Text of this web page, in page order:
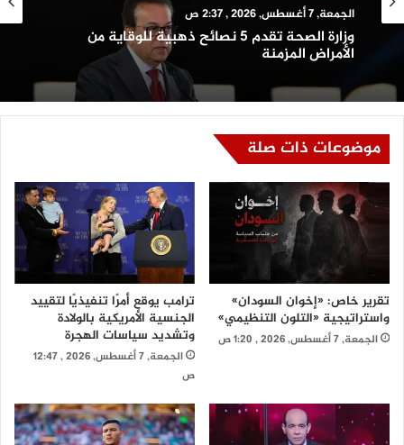
سلايد
الجمعة, 7 أغسطس, 2026 , 2:37 ص
وزارة الصحة تقدم 5 نصائح ذهبية للوقاية من
الجمعة, 7 أغسطس, 2026 , 2:25 ص
متهم بقتل والده وطعن والدته وشقيقه.. هل
تآكلت قدسية الأسرة؟
موضوعات ذات صلة
تقرير خاص: «إخوان السودان»
واستراتيجية «التلون التنظيمي»
الجمعة, 7 أغسطس, 2026 , 1:20 ص
ترامب يوقع أمرًا تنفيذيًا لتقييد
الجنسية الأمريكية بالولادة
وتشديد سياسات الهجرة
الجمعة, 7 أغسطس, 2026 , 12:47
ص